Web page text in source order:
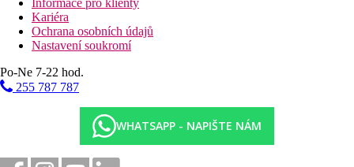
pokoj, navíc balkon nebo uzavřená terasa, výhled do zahrady,
sprcha a vana, výhled na moře/bazén, cca 46m2, malý
kuchyňský kout
Suita s výhledem do zahrady:
pokloj, oddělená ložnice, sprchový kout a vana, WC, TV, malý
kuchyňský kout
Hotel se nachází 50 m od pláže.
Lehátka na pláži za poplatek
Informace pro klienty
Kariéra
Ochrana osobních údajů
Nastavení soukromí
Po-Ne 7-22 hod.
255 787 787
WHATSAPP - NAPIŠTE NÁM